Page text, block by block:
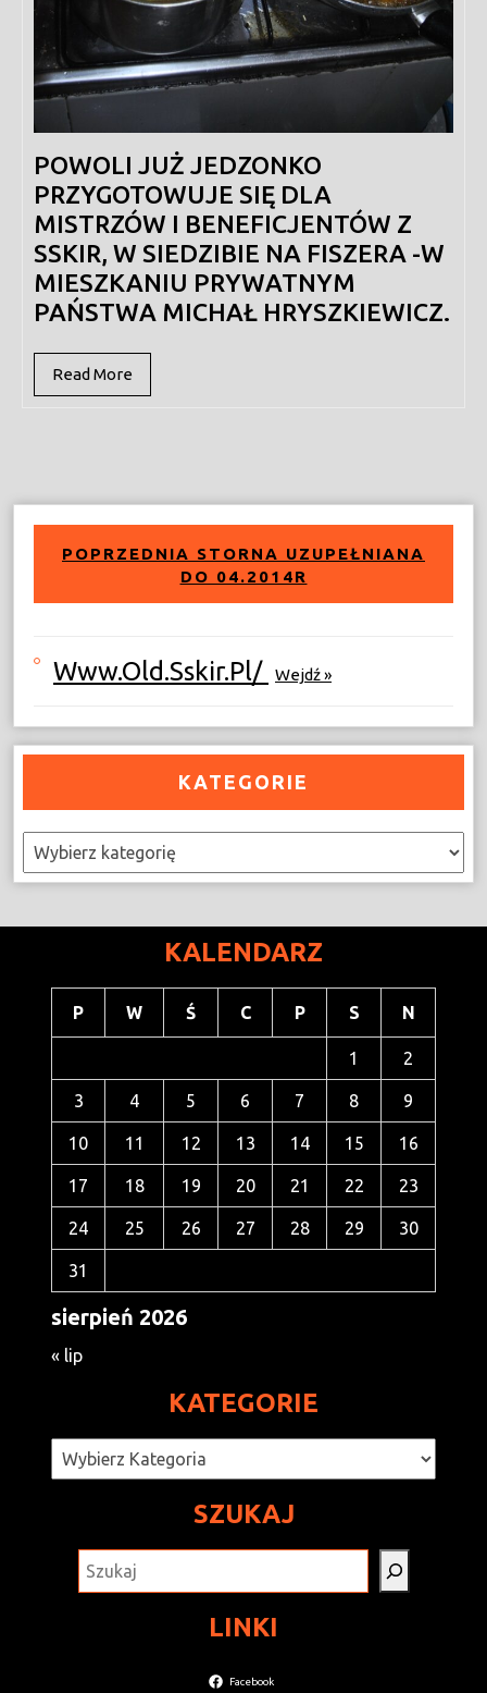
POWOLI JUŻ JEDZONKO
PRZYGOTOWUJE SIĘ DLA
MISTRZÓW I BENEFICJENTÓW Z
SSKIR, W SIEDZIBIE NA FISZERA -W
MIESZKANIU PRYWATNYM
PAŃSTWA MICHAŁ HRYSZKIEWICZ.
Read More
More
POPRZEDNIA STORNA UZUPEŁNIANA
DO 04.2014R
Www.old.sskir.pl/ Wejdź »
KATEGORIE
Kategorie
KALENDARZ
sierpień 2026
P W Ś C P S N
1 2
3 4 5 6 7 8 9
10 11 12 13 14 15 16
17 18 19 20 21 22 23
24 25 26 27 28 29 30
31
« lip
KATEGORIE
Kategorie
SZUKAJ
LINKI
Facebook